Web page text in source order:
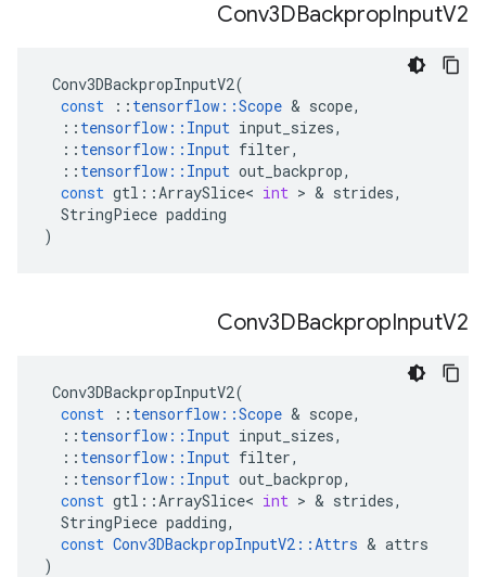
Conv3DBackpropInputV2
Conv3DBackpropInputV2(
const
:: tensorflow ::Scope & scope,
:: tensorflow :: Input input_sizes,
:: tensorflow :: Input filter,
:: tensorflow :: Input out_backprop,
const gtl ::ArraySlice< int > & strides,
StringPiece padding
)
Conv3DBackpropInputV2
Conv3DBackpropInputV2(
const
:: tensorflow ::Scope & scope,
:: tensorflow :: Input input_sizes,
:: tensorflow :: Input filter,
:: tensorflow :: Input out_backprop,
const gtl ::ArraySlice< int > & strides,
StringPiece padding,
const Conv3DBackpropInputV2 ::Attrs & attrs
)